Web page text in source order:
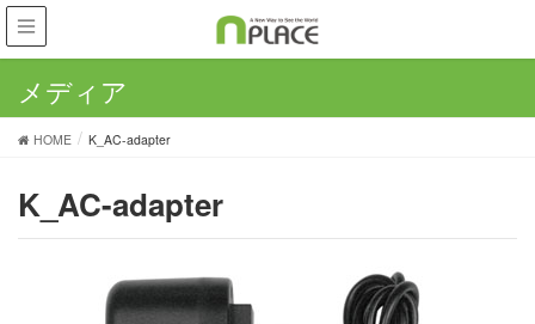
メディア
HOME K_AC-adapter
K_AC-adapter